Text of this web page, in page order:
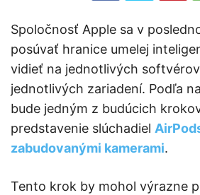
Spoločnosť Apple sa v
posúvať hranice umelej
vidieť na jednotlivých
jednotlivých zariadení. Podľa
bude jedným z budúcich
predstavenie slúchadiel
zabudovanými kamerami.
Tento krok by mohol výrazne